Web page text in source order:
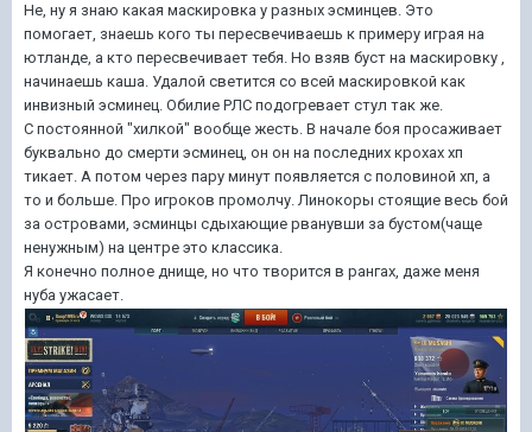
Не, ну я знаю какая маскировка у разных эсминцев. Это
помогает, знаешь кого ты пересвечиваешь к примеру играя на
ютланде, а кто пересвечивает тебя. Но взяв буст на маскировку ,
начинаешь каша. Удалой светится со всей маскировкой как
инвизный эсминец. Обилие РЛС подогревает стул так же.
С постоянной "хилкой" вообще жесть. В начале боя просаживает
буквально до смерти эсминец, он он на последних крохах хп
тикает. А потом через пару минут появляется с половиной хп, а
то и больше. Про игроков промолчу. Линокоры стоящие весь бой
за островами, эсминцы сдыхающие рванувши за бустом(чаще
ненужным) на центре это классика.
Я конечно полное днище, но что творится в рангах, даже меня
нуба ужасает.